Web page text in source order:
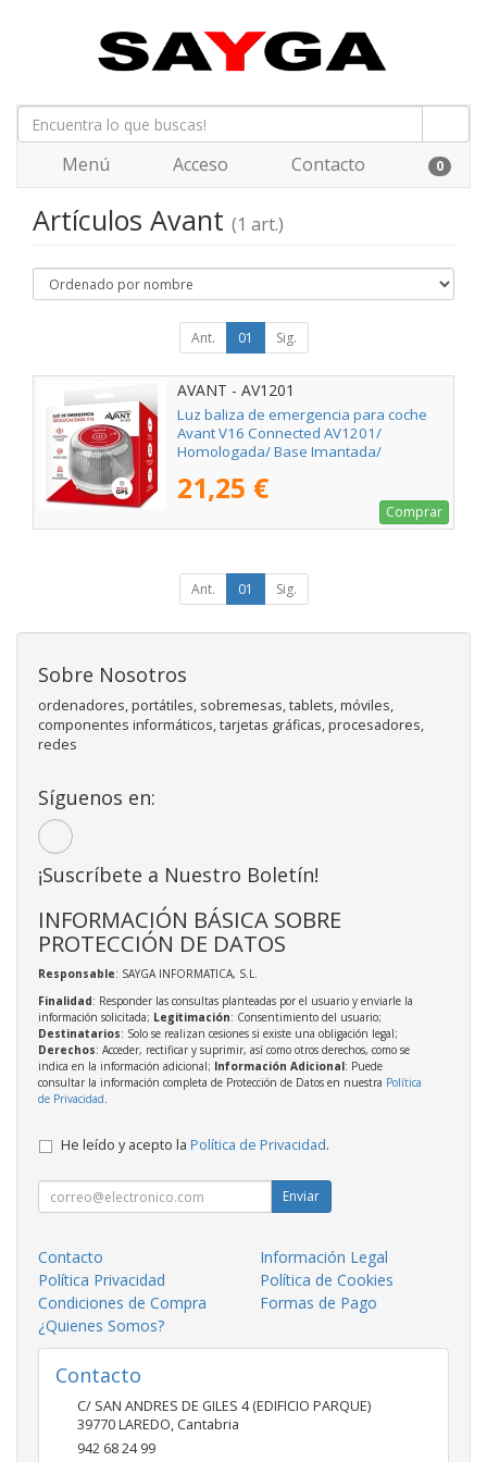
Menú Acceso Contacto 0
Artículos Avant (1 art.)
Ant. 01 Sig.
AVANT - AV1201
Luz baliza de emergencia para coche
Avant V16 Connected AV1201/
Homologada/ Base Imantada/
21,25 €
Comprar
Ant. 01 Sig.
Sobre Nosotros
ordenadores, portátiles, sobremesas, tablets, móviles,
componentes informáticos, tarjetas gráficas, procesadores,
redes
Síguenos en:
¡Suscríbete a Nuestro Boletín!
INFORMACIÓN BÁSICA SOBRE
PROTECCIÓN DE DATOS
Responsable: SAYGA INFORMATICA, S.L.
Finalidad: Responder las consultas planteadas por el usuario y enviarle la
información solicitada; Legitimación: Consentimiento del usuario;
Destinatarios: Solo se realizan cesiones si existe una obligación legal;
Derechos: Acceder, rectificar y suprimir, así como otros derechos, como se
indica en la información adicional; Información Adicional: Puede
consultar la información completa de Protección de Datos en nuestra Política
de Privacidad.
He leído y acepto la Política de Privacidad.
Enviar
Contacto
Información Legal
Política Privacidad
Política de Cookies
Condiciones de Compra
Formas de Pago
¿Quienes Somos?
Contacto
C/ SAN ANDRES DE GILES 4 (EDIFICIO PARQUE)
39770LAREDO, Cantabria
942 68 24 99